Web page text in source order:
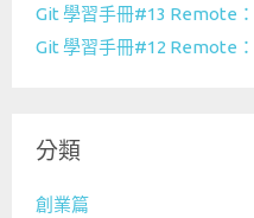
Git 學習手冊#13 Remote
Git 學習手冊#12 Remote
分類
創業篇